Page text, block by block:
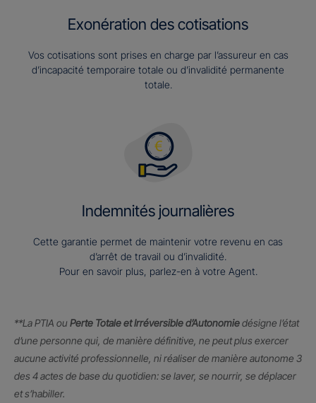
Exonération des cotisations
Vos cotisations sont prises en charge par l’assureur en cas
d’incapacité temporaire totale ou d’invalidité permanente
totale.
Indemnités journalières
Cette garantie permet de maintenir votre revenu en cas
d’arrêt de travail ou d’invalidité.
Pour en savoir plus, parlez-en à votre Agent.
**La PTIA ou Perte Totale et Irréversible d’Autonomiedésigne l’état
d’une personne qui, de manière définitive, ne peut plus exercer
aucune activité professionnelle, ni réaliser de manière autonome 3
des 4 actes de base du quotidien: se laver, se nourrir, se déplacer
et s’habiller.